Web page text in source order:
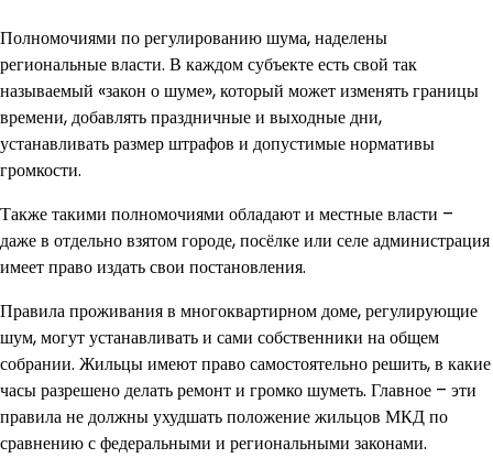
Полномочиями по регулированию шума, наделены
региональные власти. В каждом субъекте есть свой так
называемый «закон о шуме», который может изменять границы
времени, добавлять праздничные и выходные дни,
устанавливать размер штрафов и допустимые нормативы
громкости.
Также такими полномочиями обладают и местные власти –
даже в отдельно взятом городе, посёлке или селе администрация
имеет право издать свои постановления.
Правила проживания в многоквартирном доме, регулирующие
шум, могут устанавливать и сами собственники на общем
собрании. Жильцы имеют право самостоятельно решить, в какие
часы разрешено делать ремонт и громко шуметь. Главное – эти
правила не должны ухудшать положение жильцов МКД по
сравнению с федеральными и региональными законами.